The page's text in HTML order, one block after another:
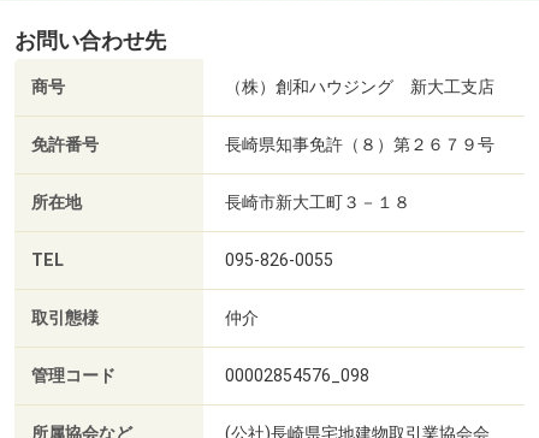
お問い合わせ先
商号 （株）創和ハウジング 新大工支店
免許番号 長崎県知事免許（８）第２６７９号
所在地 長崎市新大工町３－１８
TEL 095-826-0055
取引態様 仲介
管理コード 00002854576_098
(公社)長崎県宅地建物取引業協会会